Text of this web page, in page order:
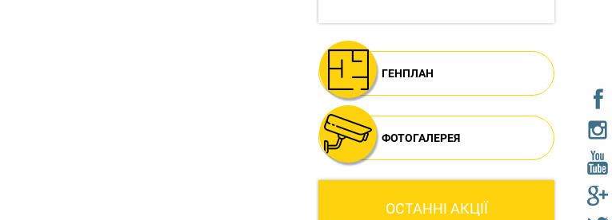
ГЕНПЛАН
ФОТОГАЛЕРЕЯ
ОСТАННІ АКЦІЇ